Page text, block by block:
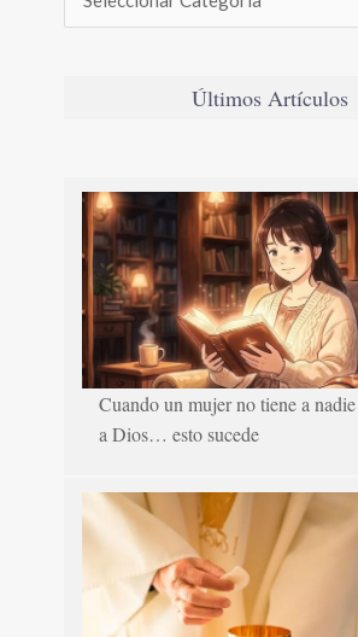
Últimos Artículos
Cuando un mujer no tiene a
a Dios… esto sucede